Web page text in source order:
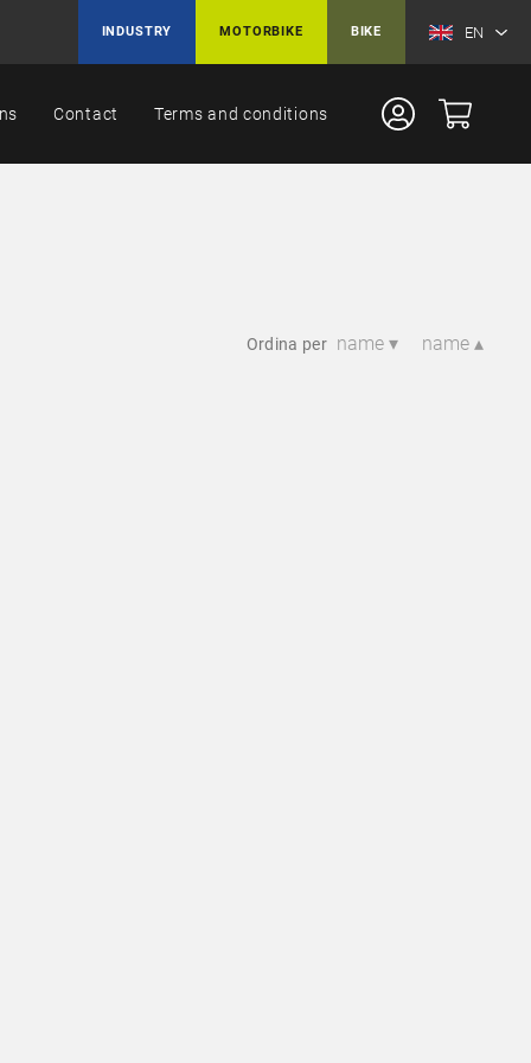
INDUSTRY MOTORBIKE BIKE EN
Contact Terms and conditions
Ordina per name ▾ name ▴